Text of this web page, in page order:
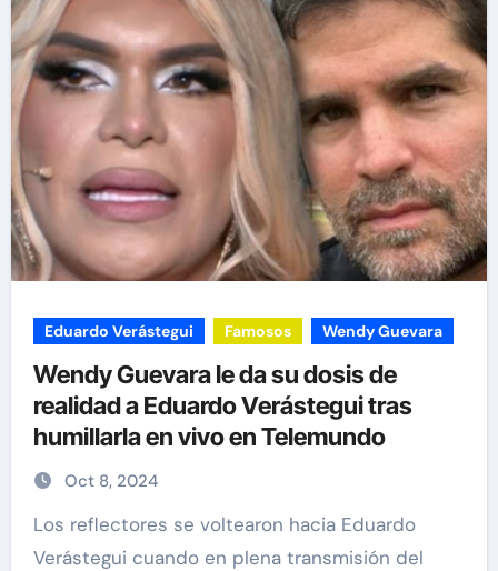
Eduardo Verástegui Famosos Wendy Guevara
Wendy Guevara le da su dosis de
realidad a Eduardo Verástegui tras
humillarla en vivo en Telemundo
Oct 8, 2024
Los reflectores se voltearon hacia Eduardo
Verástegui cuando en plena transmisión del